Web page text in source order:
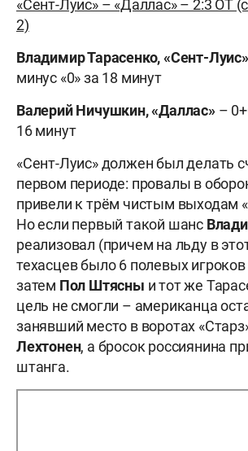
«Сент-Луис» – «Даллас» – 2:3 ОТ
2)
Владимир Тарасенко, «Сент-Луис»
минус «0» за 18 минут
Валерий Ничушкин, «Даллас» –
16 минут
«Сент-Луис» должен был делать
первом периоде: провалы в
привели к трём чистым выходам
Но если первый такой шанс
реализовал (причем на льду в
техасцев было 6 полевых игроков
затем Пол Штясны и тот же
цель не смогли – американца
занявший место в воротах
Лехтонен, а бросок россиянина
штанга.